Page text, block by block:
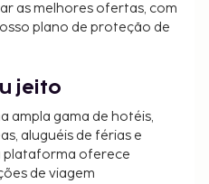
o alojamento nos
estimação: 40 BRL por
estão isentos de taxas
as melhores ofertas, com
plano de proteção de
jeito
ampla gama de hotéis,
aluguéis de férias e
plataforma oferece
de viagem